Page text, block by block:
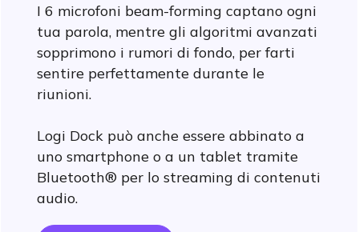
I 6 microfoni beam-forming captano ogni
tua parola, mentre gli algoritmi avanzati
sopprimono i rumori di fondo, per farti
sentire perfettamente durante le
riunioni.
Logi Dock può anche essere abbinato a
uno smartphone o a un tablet tramite
Bluetooth® per lo streaming di contenuti
audio.